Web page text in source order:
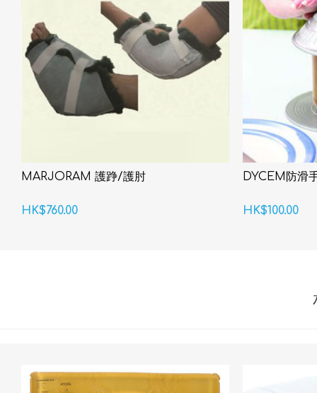
MARJORAM 護踭/護肘
HK$760.00
DYCEM防滑
HK$100.00